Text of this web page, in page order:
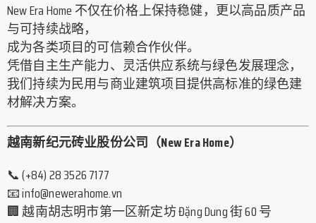
New Era Home 不仅在价格上保持稳健，更以高品质产品
与可持续战略，
成为各类项目的可信赖合作伙伴。
凭借自主生产能力、灵活供应系统与绿色发展理念，
我们持续为民用与商业建筑项目提供高标准的绿色建
材解决方案。
越南新纪元砖业股份公司（New Era Home）
📞 (+84) 28 3526 7177
📧info@newerahome.vn
🏢 越南胡志明市第一区新定坊 Đặng Dung 街 60 号